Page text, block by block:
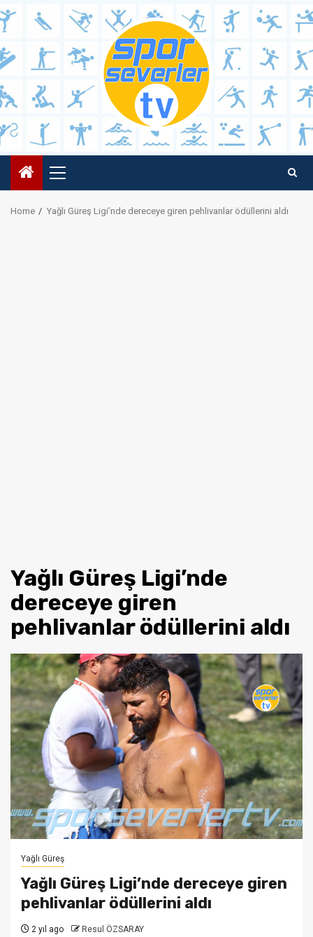
Skip
to
Primary
Menu
Home Yağlı Güreş Ligi’nde dereceye giren pehlivanlar ödüllerini aldı
Yağlı Güreş Ligi’nde
dereceye giren
pehlivanlar ödüllerini aldı
Yağlı Güreş
Yağlı Güreş Ligi’nde dereceye giren
pehlivanlar ödüllerini aldı
2 yıl ago Resul ÖZSARAY